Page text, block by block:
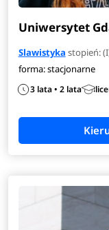
Uniwersytet
Slawistyka stopień:
forma: stacjonarne
3 lata • 2 lata